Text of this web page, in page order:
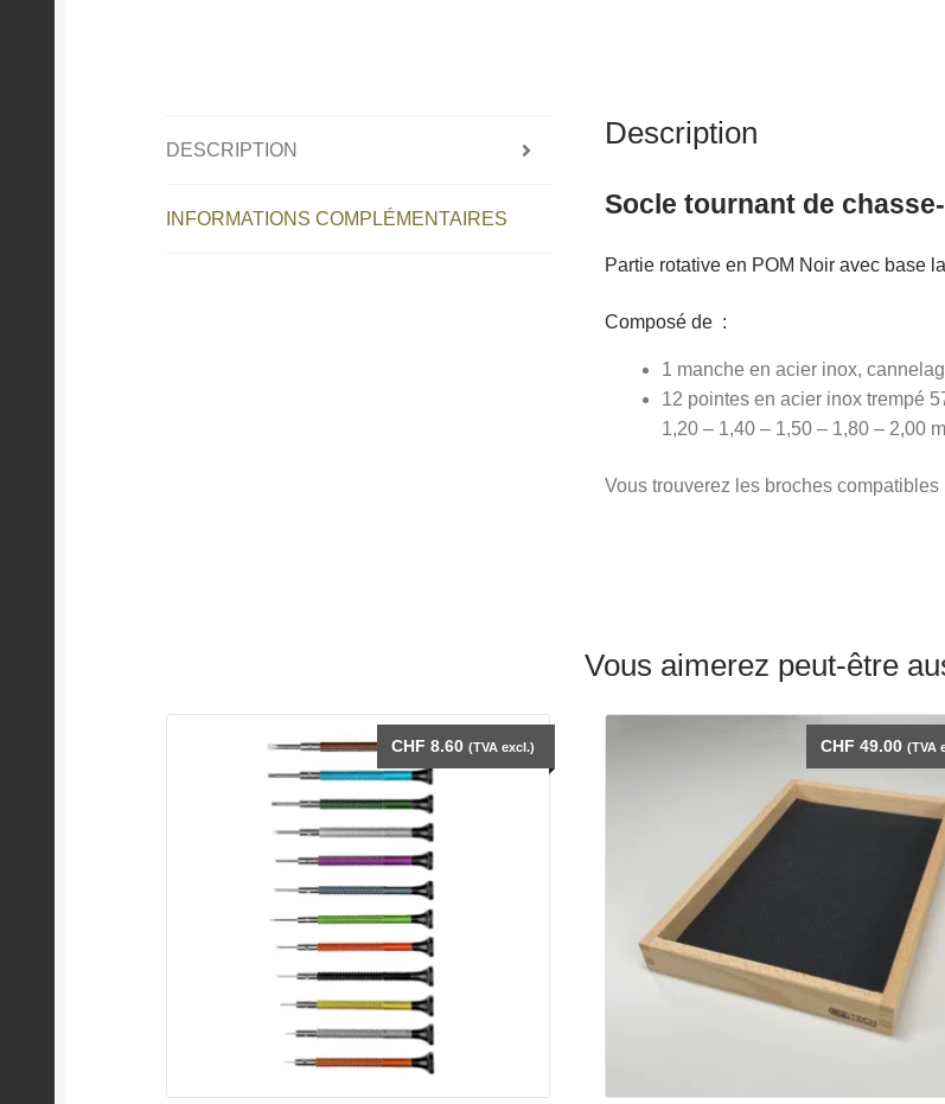
DESCRIPTION
INFORMATIONS COMPLÉMENTAIRES
Description
Socle tournant de
Partie rotative en POM Noir avec base
Composé de :
1 manche en acier inox,
12 pointes en acier inox trempé
1,20 – 1,40 – 1,50 – 1,80 – 2,00
Vous trouverez les broches compatibles
Vous aimerez peut-être
CHF 8.60 (TVA excl.) CHF 49.00 (TVA